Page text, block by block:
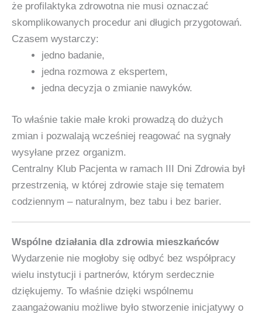
że profilaktyka zdrowotna nie musi oznaczać
skomplikowanych procedur ani długich przygotowań.
Czasem wystarczy:
jedno badanie,
jedna rozmowa z ekspertem,
jedna decyzja o zmianie nawyków.
To właśnie takie małe kroki prowadzą do dużych
zmian i pozwalają wcześniej reagować na sygnały
wysyłane przez organizm.
Centralny Klub Pacjenta w ramach III Dni Zdrowia był
przestrzenią, w której zdrowie staje się tematem
codziennym – naturalnym, bez tabu i bez barier.
Wspólne działania dla zdrowia mieszkańców
Wydarzenie nie mogłoby się odbyć bez współpracy
wielu instytucji i partnerów, którym serdecznie
dziękujemy. To właśnie dzięki wspólnemu
zaangażowaniu możliwe było stworzenie inicjatywy o